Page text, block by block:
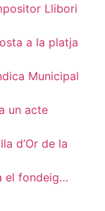
Llibori
a la platja
Municipal
un acte
d’Or de la
el fondeig…